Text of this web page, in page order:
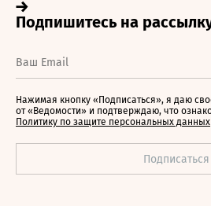
Нажимая кнопку «Подписаться», я даю
от «Ведомости» и подтверждаю, что
Политику по защите персональных данных